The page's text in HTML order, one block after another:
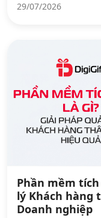
29/07/2026
Phần mềm
lý Khách hàng
Doanh nghiệp